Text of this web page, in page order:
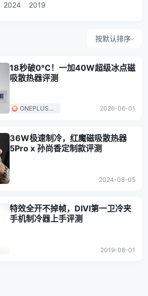
2024 2019
按默认排序
18秒破0℃！一加40W超级冰点磁
吸散热器评测
ONEPLUS一
2026-06-01
36W极速制冷，红魔磁吸散热器
5Pro x 孙尚香定制款评测
2024-08-05
特效全开不掉帧，DIVI第一卫冷夹
手机制冷器上手评测
2019-08-01